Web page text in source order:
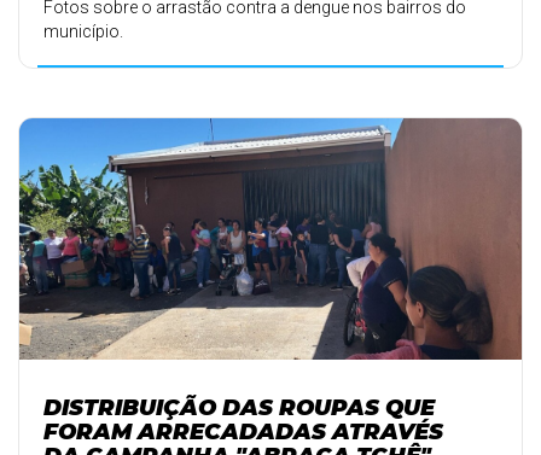
Fotos sobre o arrastão contra a dengue nos bairros do
município.
DISTRIBUIÇÃO DAS ROUPAS QUE
FORAM ARRECADADAS ATRAVÉS